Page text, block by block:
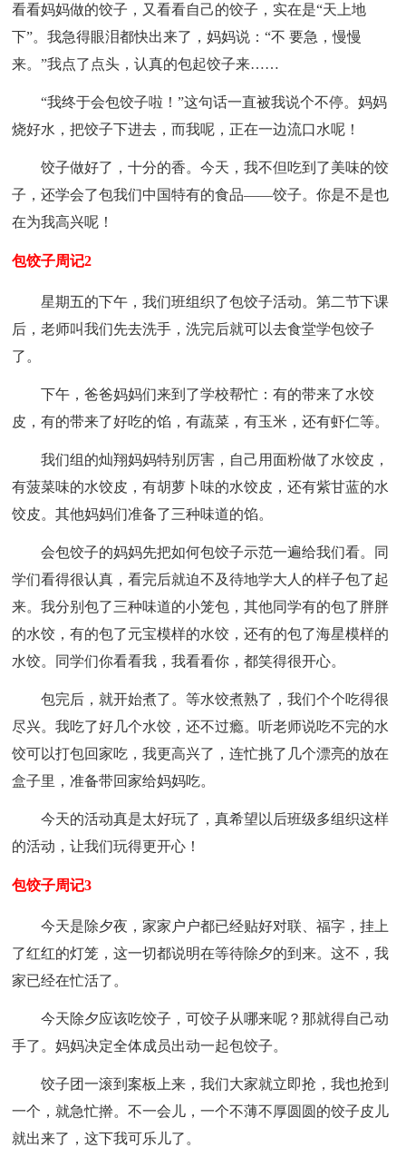
看看妈妈做的饺子，又看看自己的饺子，实在是“天上地
下”。我急得眼泪都快出来了，妈妈说：“不 要急，慢慢
来。”我点了点头，认真的包起饺子来……
“我终于会包饺子啦！”这句话一直被我说个不停。妈妈
烧好水，把饺子下进去，而我呢，正在一边流口水呢！
饺子做好了，十分的香。今天，我不但吃到了美味的饺
子，还学会了包我们中国特有的食品——饺子。你是不是也
在为我高兴呢！
包饺子周记2
星期五的下午，我们班组织了包饺子活动。第二节下课
后，老师叫我们先去洗手，洗完后就可以去食堂学包饺子
了。
下午，爸爸妈妈们来到了学校帮忙：有的带来了水饺
皮，有的带来了好吃的馅，有蔬菜，有玉米，还有虾仁等。
我们组的灿翔妈妈特别厉害，自己用面粉做了水饺皮，
有菠菜味的水饺皮，有胡萝卜味的水饺皮，还有紫甘蓝的水
饺皮。其他妈妈们准备了三种味道的馅。
会包饺子的妈妈先把如何包饺子示范一遍给我们看。同
学们看得很认真，看完后就迫不及待地学大人的样子包了起
来。我分别包了三种味道的小笼包，其他同学有的包了胖胖
的水饺，有的包了元宝模样的水饺，还有的包了海星模样的
水饺。同学们你看看我，我看看你，都笑得很开心。
包完后，就开始煮了。等水饺煮熟了，我们个个吃得很
尽兴。我吃了好几个水饺，还不过瘾。听老师说吃不完的水
饺可以打包回家吃，我更高兴了，连忙挑了几个漂亮的放在
盒子里，准备带回家给妈妈吃。
今天的活动真是太好玩了，真希望以后班级多组织这样
的活动，让我们玩得更开心！
包饺子周记3
今天是除夕夜，家家户户都已经贴好对联、福字，挂上
了红红的灯笼，这一切都说明在等待除夕的到来。这不，我
家已经在忙活了。
今天除夕应该吃饺子，可饺子从哪来呢？那就得自己动
手了。妈妈决定全体成员出动一起包饺子。
饺子团一滚到案板上来，我们大家就立即抢，我也抢到
一个，就急忙擀。不一会儿，一个不薄不厚圆圆的饺子皮儿
就出来了，这下我可乐儿了。